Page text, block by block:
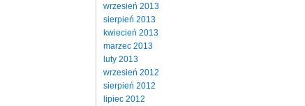
wrzesień 2013
sierpień 2013
kwiecień 2013
marzec 2013
luty 2013
wrzesień 2012
sierpień 2012
lipiec 2012